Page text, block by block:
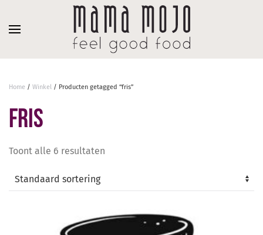
Overslaan en naar de inhoud gaan
Home / Winkel / Producten getagged “fris”
fris
Toont alle 6 resultaten